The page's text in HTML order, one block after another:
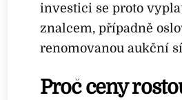
investici se proto
znalcem, případně
renomovanou aukční
Proč ceny